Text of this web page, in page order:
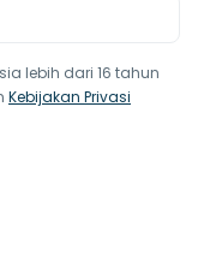
lebih dari 16 tahun
Kebijakan Privasi